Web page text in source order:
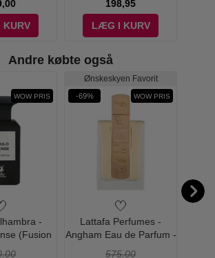
198,95
LÆG I KURV
Andre købte også
WOW PRIS
-
(Fusion
Ønskeskyen Favorit
-69% WOW PRIS
Lattafa Perfumes -
Angham Eau de Parfum -
575,00